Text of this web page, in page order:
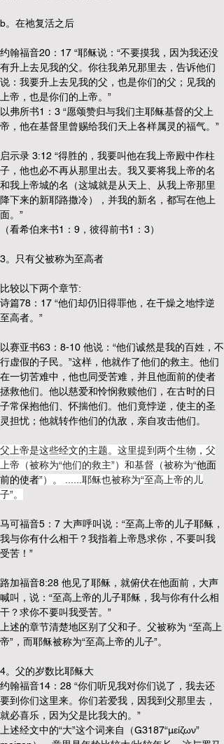
b。在祂复活之后
约翰福音20：17 “耶稣说：“不要摸我，因为我还没
有升上去见我的父。你往我弟兄那里去，告诉他们
说：我要升上去见我的父，也是你们的父；见我的
上帝，也是你们的上帝。”
以弗所书1：3 “愿颂赞归与我们主耶稣基督的父上
帝，他在基督里曾赐给我们天上各样属灵的福气。”
启示录 3:12 “得胜的，我要叫他在我上帝殿中作柱
子，他也必不再从那里出去。我又要将我上帝的名
和我上帝城的名（这城就是从天上、从我上帝那里
降下来的新耶路撒冷），并我的新名，都写在他上
面。”
（看希伯来书1：9，彼得前书1：3）
3。只有父被称为至高者
比较以下两个章节:
诗篇78：17 “他们却仍旧得罪他，在干燥之地悖逆
至高者。”
以赛亚书63：8-10 他说：“他们诚然是我的百姓，不
行虚假的子民。”这样，他就作了他们的救主。他们
在一切苦难中，他也同受苦难，并且他面前的使者
拯救他们。他以慈爱和怜悯救赎他们，在古时的日
子常保抱他们、怀揣他们。他们竟悖逆，使主的圣
灵担忧；他就转作他们的仇敌，亲自攻击他们。
父上帝是这些经文的主题。这里提到两个生物，父
上帝（被称为“他们的救主”）和基督（被称为“他面
前的使者”）。 ......耶稣也被称为“至高上帝的儿
子”。
马可福音5：7 大声呼叫说：“至高上帝的儿子耶稣，
我与你有什么相干？我指着上帝恳求你，不要叫我
受苦！”
路加福音8:28 他见了耶稣，就俯伏在他面前，大声
喊叫，说：“至高上帝的儿子耶稣，我与你有什么相
干？求你不要叫我受苦。”
上述的章节清楚地区别了父和子。父被称为 “至高上
帝”，而耶稣被称为“至高上帝的儿子”。
4。父的岁数比耶稣大
约翰福音14：28 “你们听见我对你们说了，我去还
要到你们这里来。你们若爱我，因我到父那里去，
就必喜乐，因为父是比我大的。”
上述经文中的“大”这个词来自（G3187“μείζων”